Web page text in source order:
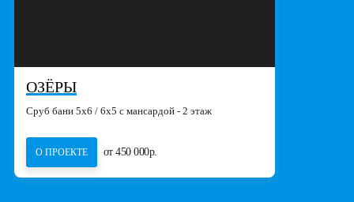
ОЗЁРЫ
Сруб бани 5х6 / 6х5 с мансардой - 2 этаж
О ПРОЕКТЕ от 450 000р.